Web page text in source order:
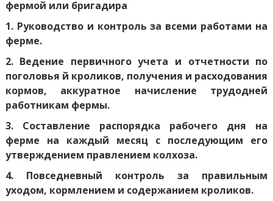
фермой или бригадира
1. Руководство и контроль за всеми работами на
ферме.
2. Ведение первичного учета и отчетности по
поголовья й кроликов, получения и расходования
кормов, аккуратное начисление трудодней
работникам фермы.
3. Составление распорядка рабочего дня на
ферме на каждый месяц с последующим его
утверждением правлением колхоза.
4. Повседневный контроль за правильным
уходом, кормлением и содержанием кроликов.